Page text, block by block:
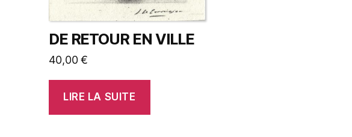
DE RETOUR EN VILLE
40,00€
LIRE LA SUITE